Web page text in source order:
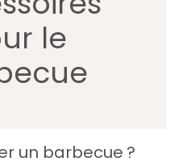
le
un barbecue ?